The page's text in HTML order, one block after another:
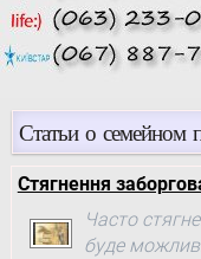
Статьи о семейном
Стягнення
Часто
буде